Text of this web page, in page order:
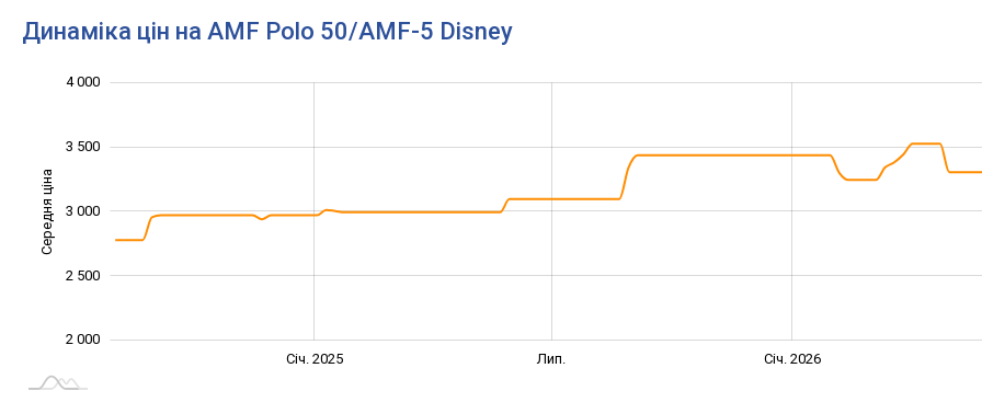
Динаміка цін на AMF Polo 50/AMF-5 Disney
Середня ціна 2 200
2 000
3 000
4 000
3 500
2 500
Січ. 2025 Лип. Січ. 2026